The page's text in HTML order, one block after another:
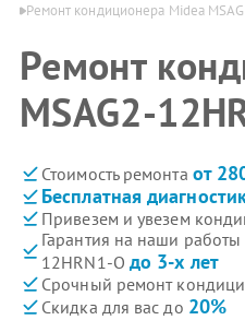
Ремонт кондиционера Midea
Ремонт
MSAG2-
Стоимость ремонта от
Бесплатная
Привезем и увезем
Гарантия на наши
12HRN1-O до 3-х лет
Срочный ремонт
Скидка для вас до 20%